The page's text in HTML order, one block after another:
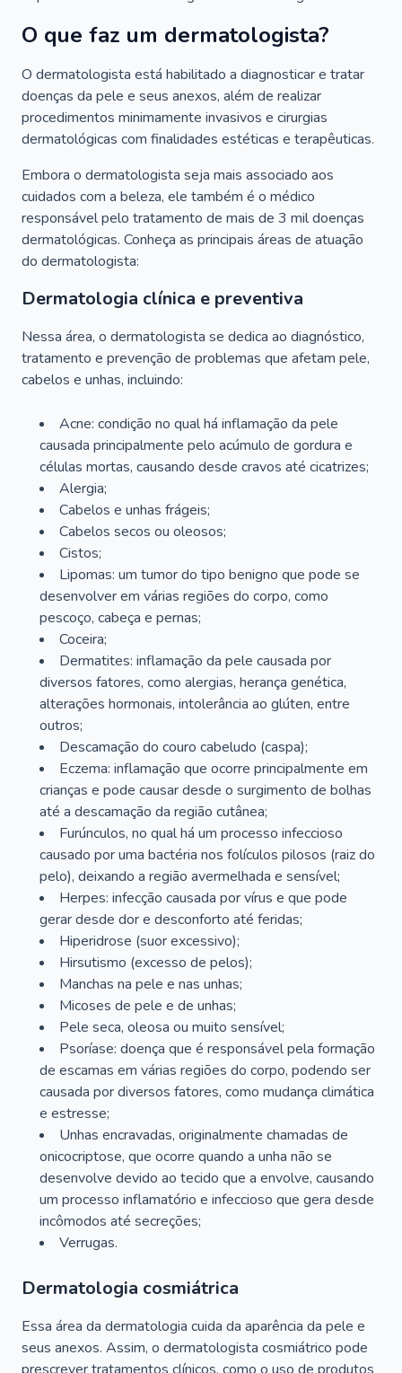
O que faz um dermatologista?
O dermatologista está habilitado a diagnosticar e tratar
doenças da pele e seus anexos, além de realizar
procedimentos minimamente invasivos e cirurgias
dermatológicas com finalidades estéticas e terapêuticas.
Embora o dermatologista seja mais associado aos
cuidados com a beleza, ele também é o médico
responsável pelo tratamento de mais de 3 mil doenças
dermatológicas. Conheça as principais áreas de atuação
do dermatologista:
Dermatologia clínica e preventiva
Nessa área, o dermatologista se dedica ao diagnóstico,
tratamento e prevenção de problemas que afetam pele,
cabelos e unhas, incluindo:
Acne: condição no qual há inflamação da pele
causada principalmente pelo acúmulo de gordura e
células mortas, causando desde cravos até cicatrizes;
Alergia;
Cabelos e unhas frágeis;
Cabelos secos ou oleosos;
Cistos;
Lipomas: um tumor do tipo benigno que pode se
desenvolver em várias regiões do corpo, como
pescoço, cabeça e pernas;
Coceira;
Dermatites: inflamação da pele causada por
diversos fatores, como alergias, herança genética,
alterações hormonais, intolerância ao glúten, entre
outros;
Descamação do couro cabeludo (caspa);
Eczema: inflamação que ocorre principalmente em
crianças e pode causar desde o surgimento de bolhas
até a descamação da região cutânea;
Furúnculos, no qual há um processo infeccioso
causado por uma bactéria nos folículos pilosos (raiz do
pelo), deixando a região avermelhada e sensível;
Herpes: infecção causada por vírus e que pode
gerar desde dor e desconforto até feridas;
Hiperidrose (suor excessivo);
Hirsutismo (excesso de pelos);
Manchas na pele e nas unhas;
Micoses de pele e de unhas;
Pele seca, oleosa ou muito sensível;
Psoríase: doença que é responsável pela formação
de escamas em várias regiões do corpo, podendo ser
causada por diversos fatores, como mudança climática
e estresse;
Unhas encravadas, originalmente chamadas de
onicocriptose, que ocorre quando a unha não se
desenvolve devido ao tecido que a envolve, causando
um processo inflamatório e infeccioso que gera desde
incômodos até secreções;
Verrugas.
Dermatologia cosmiátrica
Essa área da dermatologia cuida da aparência da pele e
seus anexos. Assim, o dermatologista cosmiátrico pode